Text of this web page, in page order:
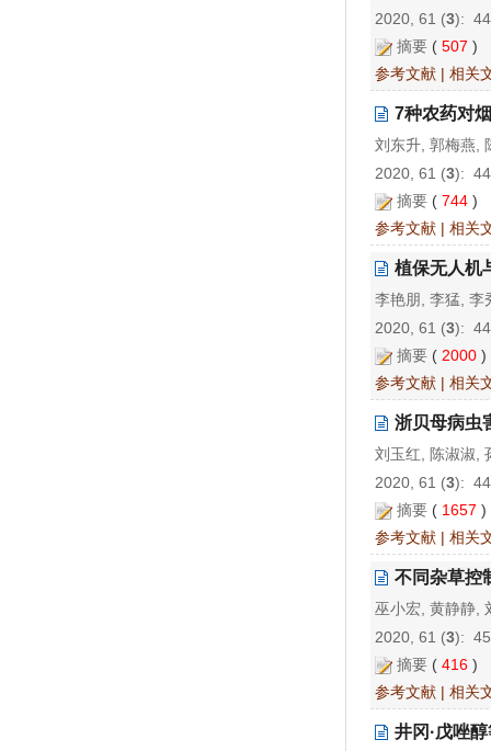
2020, 61 (3):
摘要 ( 507 )
参考文献 | 相关
7种农药对
刘东升, 郭梅燕,
2020, 61 (3):
摘要 ( 744 )
参考文献 | 相关
植保无人机
李艳朋, 李猛, 李
2020, 61 (3):
摘要 ( 2000
参考文献 | 相关
浙贝母病虫
刘玉红, 陈淑淑,
2020, 61 (3):
摘要 ( 1657
参考文献 | 相关
不同杂草控
巫小宏, 黄静静,
2020, 61 (3):
摘要 ( 416 )
参考文献 | 相关
井冈·戊唑